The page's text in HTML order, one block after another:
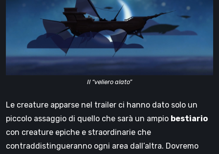
Il “veliero alato”
Le creature apparse nel trailer ci hanno dato solo un
piccolo assaggio di quello che sarà un ampio bestiario
con creature epiche e straordinarie che
contraddistingueranno ogni area dall’altra. Dovremo